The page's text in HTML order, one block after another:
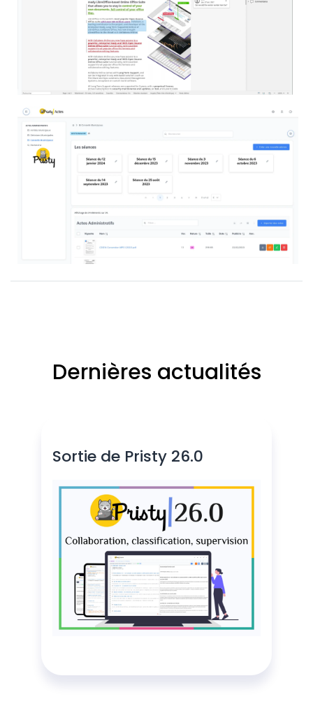
Dernières actualités
Sortie de Pristy 26.0